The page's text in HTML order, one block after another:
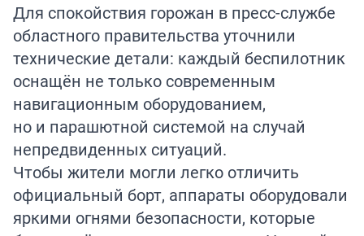
Для спокойствия горожан в пресс-службе
областного правительства уточнили
технические детали: каждый беспилотник
оснащён не только современным
навигационным оборудованием,
но и парашютной системой на случай
непредвиденных ситуаций.
Чтобы жители могли легко отличить
официальный борт, аппараты оборудовали
яркими огнями безопасности, которые